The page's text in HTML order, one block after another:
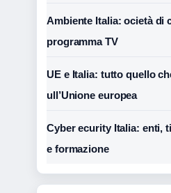
Ambiente Italia: ocietà di
programma TV
UE e Italia: tutto quello
ull’Unione europea
Cyber ecurity Italia: enti,
e formazione